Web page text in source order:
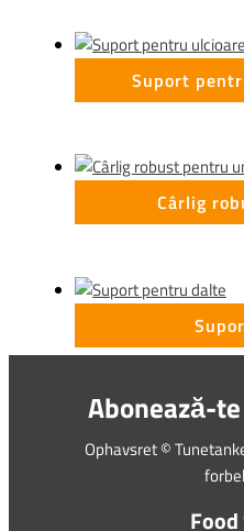
Suport
Cârlig
Abonează-
Ophavsret ©